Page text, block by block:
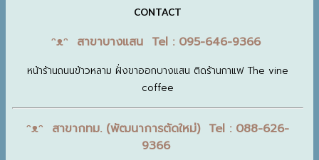
CONTACT
ᵔᴥᵔ สาขาบางแสน Tel : 095-646-9366
หน้าร้านถนนข้าวหลาม ฝั่งขาออกบางแสน ติดร้านกาแฟ The vine
coffee
ᵔᴥᵔ สาขากทม. (พัฒนาการตัดใหม่) Tel : 088-626-
9366